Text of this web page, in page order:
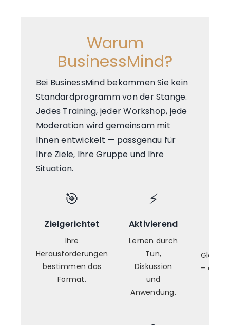
Warum
BusinessMind?
Bei BusinessMind bekommen Sie kein
Standardprogramm von der Stange.
Jedes Training, jeder Workshop, jede
Moderation wird gemeinsam mit
Ihnen entwickelt — passgenau für
Ihre Ziele, Ihre Gruppe und Ihre
Situation.
🎯
Zielgerichtet
Ihre
Herausforderungen
bestimmen das
Format.
⚡
Aktivierend
Lernen durch
Tun,
Diskussion
und
Anwendung.
–